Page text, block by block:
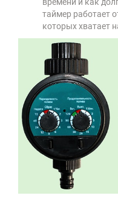
таймер работает
которых хватает